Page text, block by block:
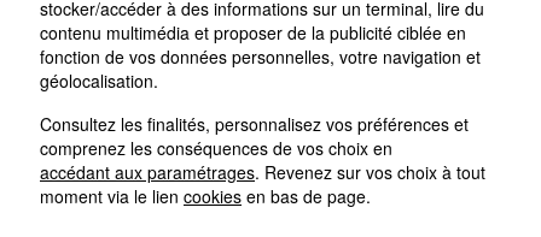
stocker/accéder à des informations sur un terminal, lire du
contenu multimédia et proposer de la publicité ciblée en
fonction de vos données personnelles, votre navigation et
géolocalisation.
Consultez les finalités, personnalisez vos préférences et
comprenez les conséquences de vos choix en
accédant aux paramétrages. Revenez sur vos choix à tout
moment via le lien cookies en bas de page.